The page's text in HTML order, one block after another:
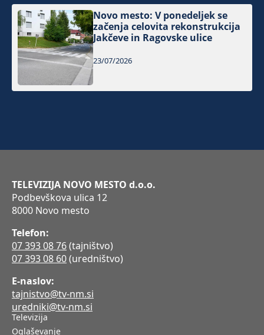
Novo mesto: V ponedeljek se
začenja celovita rekonstrukcija
Jakčeve in Ragovske ulice
23/07/2026
TELEVIZIJA NOVO MESTO d.o.o.
Podbevškova ulica 12
8000 Novo mesto
Telefon:
07 393 08 76(tajništvo)
07 393 08 60(uredništvo)
E-naslov:
tajnistvo@tv-nm.si
uredniki@tv-nm.si
Televizija
Oglaševanje